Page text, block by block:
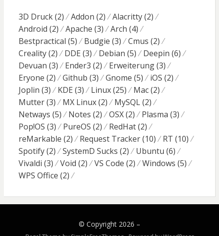
3D Druck(2) Addon (2) Alacritty(2)
Android (2) Apache (3) Arch (4)
Bestpractical (5) Budgie (3) Cmus (2)
Creality(2) DDE (3) Debian (5) Deepin (6)
Devuan (3) Ender3 (2) Erweiterung(3)
Eryone (2) Github (3) Gnome (5) iOS (2)
Joplin (3) KDE (3) Linux(25) Mac(2)
Mutter(3) MX Linux(2) MySQL(2)
Netways (5) Notes (2) OSX(2) Plasma (3)
Pop!OS (3) PureOS (2) RedHat(2)
reMarkable (2) Request Tracker(10) RT (10)
Spotify(2) SystemD Sucks (2) Ubuntu (6)
Vivaldi (3) Void (2) VS Code (2) Windows (5)
WPS Office (2)
© Copyright 2026 –